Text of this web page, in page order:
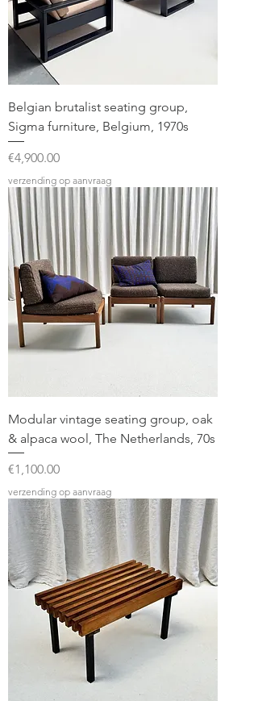
Belgian brutalist seating group,
Sigma furniture, Belgium, 1970s
Price
€4,900.00
verzending op aanvraag
Modular vintage seating group, oak
& alpaca wool, The Netherlands, 70s
Price
€1,100.00
verzending op aanvraag